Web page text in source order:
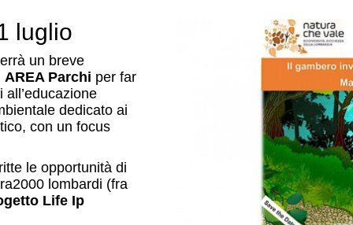
luglio
un breve
AREA Parchi per far
dedicato ai
con un focus
le opportunità di
lombardi (fra
Life Ip